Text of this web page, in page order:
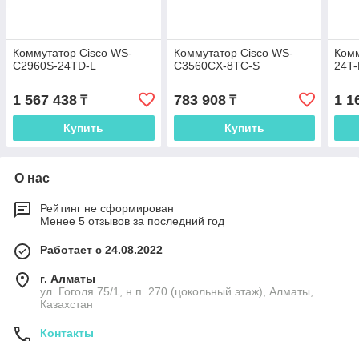
Коммутатор Cisco WS-
C2960S-24TD-L
1 567 438 ₸
Купить
Коммутатор Cisco WS-
C3560CX-8TC-S
783 908₸
Купить
1
О нас
Рейтинг не сформирован
Менее 5 отзывов за последний год
Работает с 24.08.2022
г. Алматы
ул. Гоголя 75/1, н.п. 270 (цокольный этаж), Алматы,
Казахстан
Контакты